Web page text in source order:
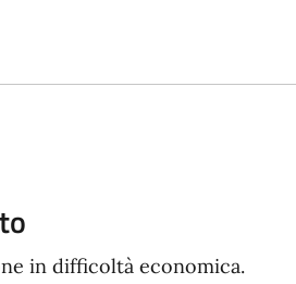
in difficoltà economica.